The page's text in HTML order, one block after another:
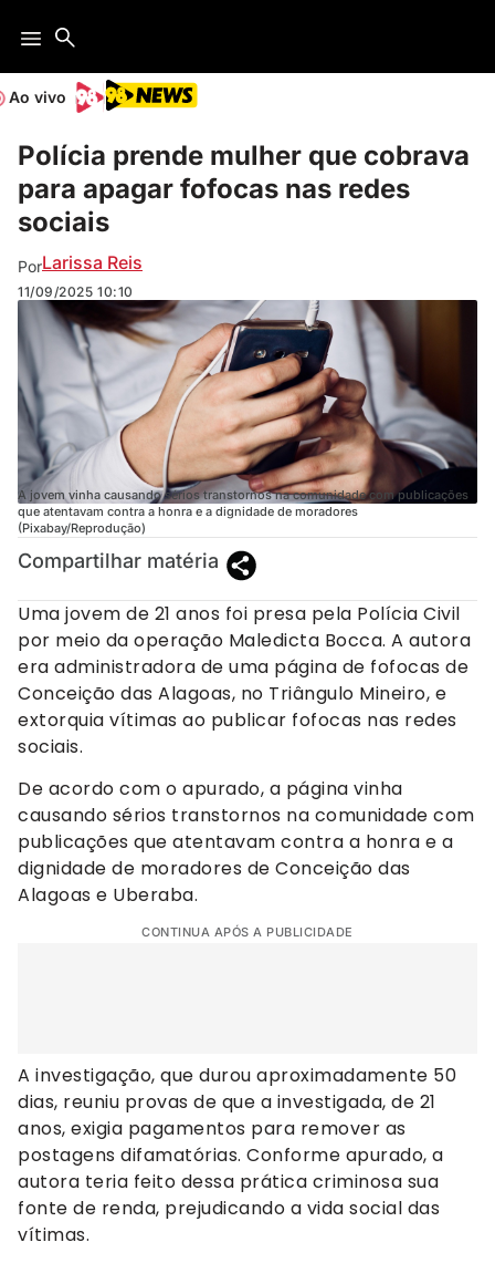
Ao vivo
Polícia prende mulher que cobrava
para apagar fofocas nas redes
sociais
PorLarissa Reis
11/09/2025 10:10
A jovem vinha causando sérios transtornos na comunidade com publicações
que atentavam contra a honra e a dignidade de moradores
(Pixabay/Reprodução)
Compartilhar matéria
Uma jovem de 21 anos foi presa pela Polícia Civil
por meio da operação Maledicta Bocca. A autora
era administradora de uma página de fofocas de
Conceição das Alagoas, no Triângulo Mineiro, e
extorquia vítimas ao publicar fofocas nas redes
sociais.
De acordo com o apurado, a página vinha
causando sérios transtornos na comunidade com
publicações que atentavam contra a honra e a
dignidade de moradores de Conceição das
Alagoas e Uberaba.
CONTINUA APÓS A PUBLICIDADE
A investigação, que durou aproximadamente 50
dias, reuniu provas de que a investigada, de 21
anos, exigia pagamentos para remover as
postagens difamatórias. Conforme apurado, a
autora teria feito dessa prática criminosa sua
fonte de renda, prejudicando a vida social das
vítimas.